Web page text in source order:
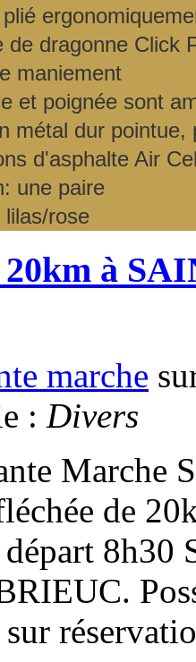
de dragonne Click
maniement
et poignée sont
métal dur pointue,
d'asphalte Air
une paire
lilas/rose
20km à
marche
: Divers
Marche
de
8h30
sur